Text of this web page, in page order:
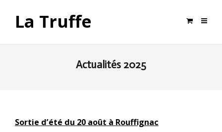
La Truffe
Actualités 2025
Sortie d’été du 20 août à Rouffignac